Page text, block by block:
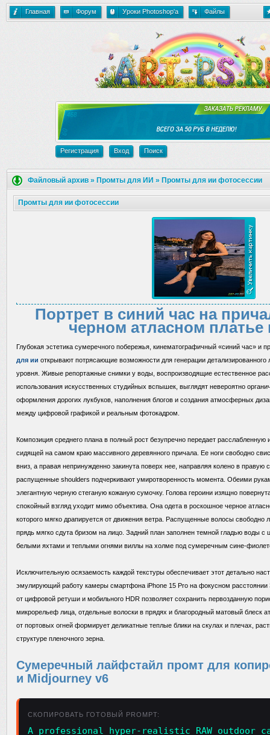
Главная Форум Уроки Photoshop'a Файлы
Регистрация Вход Поиск
Файловый архив » Промты для ИИ » Промты для ии фотосессии
Промты для ии фотосессии
Портрет в синий час на
черном атласном платье
Глубокая эстетика сумеречного побережья, кинематографичный «синий час» и
для ии открывают потрясающие возможности для генерации детализированного
уровня. Живые репортажные снимки у воды, воспроизводящие естественное
использования искусственных студийных вспышек, выглядят невероятно
оформления дорогих лукбуков, наполнения блогов и создания атмосферных
между цифровой графикой и реальным фотокадром.
Композиция среднего плана в полный рост безупречно передает
сидящей на самом краю массивного деревянного причала. Ее ноги свободно
вниз, а правая непринужденно закинута поверх нее, направляя колено в
распущенные shoulders подчеркивают умиротворенность момента. Обеими
элегантную черную стеганую кожаную сумочку. Голова героини изящно
спокойный взгляд уходит мимо объектива. Она одета в роскошное черное
которого мягко драпируется от движения ветра. Распущенные волосы свободно
прядь мягко сдута бризом на лицо. Задний план заполнен темной гладью воды
белыми яхтами и теплыми огнями виллы на холме под сумеречным сине-
Исключительную осязаемость каждой текстуры обеспечивает этот детально
эмулирующий работу камеры смартфона iPhone 15 Pro на фокусном
от цифровой ретуши и мобильного HDR позволяет сохранить первозданную
микрорельеф лица, отдельные волоски в прядях и благородный матовый блеск
от портовых огней формирует деликатные теплые блики на скулах и плечах,
структуре пленочного зерна.
Сумеречный лайфстайл промт для
и Midjourney v6
СКОПИРОВАТЬ ГОТОВЫЙ PROMPT:
A professional hyper-realistic RAW outdoor